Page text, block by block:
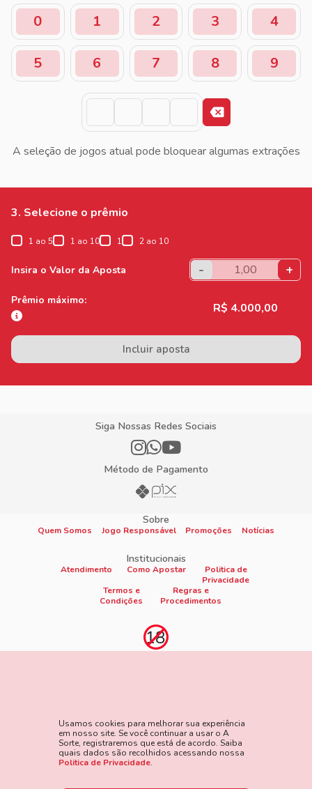
0 1 2 3 4
5 6 7 8 9
A seleção de jogos atual pode bloquear algumas extrações
3. Selecione o prêmio
1 ao 5 1 ao 10 1 2 ao 10
Insira o Valor da Aposta - +
Prêmio máximo:
R$ 4.000,00
Incluir aposta
Usamos cookies para melhorar sua experiência
em nosso site. Se você continuar a usar o A
Sorte, registraremos que está de acordo. Saiba
quais dados são recolhidos acessando nossa
Politica de Privacidade.
Siga Nossas Redes Sociais
Método de Pagamento
Sobre
Quem Somos Jogo Responsável Promoções Notícias
Institucionais
Atendimento Como Apostar
Politica de
Privacidade
Termos e
Condições
Regras e
Procedimentos
perdas financeiras e em excesso podem causar riscos à saúde.
Veja nossa página de Jogo Responsável para mais detalhes e
as ferramentas disponíveis. Jogue com responsabilidade:
www.gamblersanonymous.orgAcesse aqui os Termos e
Condições do site.